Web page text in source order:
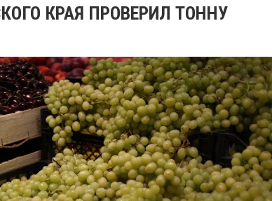
КРАЯ ПРОВЕРИЛ ТОННУ